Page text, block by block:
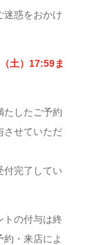
迷惑をおかけ
土）17:59ま
たしたご予約
させていただ
付完了してい
トの付与は終
・来店によ